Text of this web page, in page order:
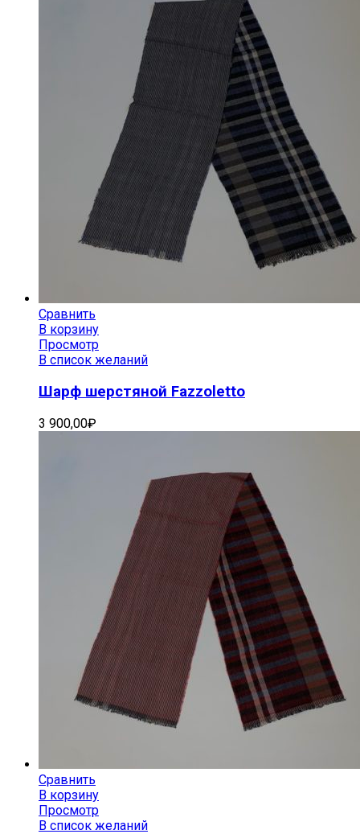
Сравнить
В корзину
Просмотр
В список желаний
Шарф шерстяной Fazzoletto
3 900,00₽
Сравнить
В корзину
Просмотр
В список желаний